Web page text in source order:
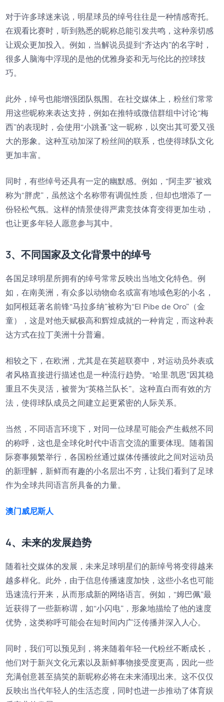
对于许多球迷来说，明星球员的绰号往往是一种情感寄托。
在观看比赛时，听到熟悉的昵称总能引发共鸣，这种亲切感
让观众更加投入。例如，当解说员提到“齐达内”的名字时，
很多人脑海中浮现的是他的优雅身姿和无与伦比的控球技
巧。
此外，绰号也能增强团队氛围。在社交媒体上，粉丝们常常
用这些昵称来表达支持，例如在推特或微信群组中讨论“梅
西”的表现时，会使用“小跳蚤”这一昵称，以突出其可爱又强
大的形象。这种互动加深了粉丝间的联系，也使得球队文化
更加丰富。
同时，有些绰号还具有一定的幽默感。例如，“阿圭罗”被戏
称为“胖虎”，虽然这个名称带有调侃性质，但却也增添了一
份轻松气氛。这样的情景使得严肃竞技体育变得更加生动，
也让更多年轻人愿意参与其中。
3、不同国家及文化背景中的绰号
各国足球明星所拥有的绰号常常反映出当地文化特色。例
如，在南美洲，有众多以动物命名或富有地域色彩的小名，
如阿根廷著名前锋“马拉多纳”被称为“El Pibe de Oro”（金
童），这是对他天赋极高和辉煌成就的一种肯定，而这种表
达方式在拉丁美洲十分普遍。
相较之下，在欧洲，尤其是在英超联赛中，对运动员外表或
者风格直接进行描述也是一种流行趋势。“哈里·凯恩”因其稳
重且不失灵活，被誉为“英格兰队长”。这种直白而有效的方
法，使得球队成员之间建立起更紧密的人际关系。
当然，不同语言环境下，对同一位球星可能会产生截然不同
的称呼，这也是全球化时代中语言交流的重要体现。随着国
际赛事频繁举行，各国粉丝通过媒体传播彼此之间对运动员
的新理解，新鲜而有趣的小名层出不穷，让我们看到了足球
作为全球共同语言所具备的力量。
澳门威尼斯人
4、未来的发展趋势
随着社交媒体的发展，未来足球明星们的新绰号将变得越来
越多样化。此外，由于信息传播速度加快，这些小名也可能
迅速流行开来，从而形成新的网络语言。例如，“姆巴佩”最
近获得了一些新称谓，如“小闪电”，形象地描绘了他的速度
优势，这类称呼可能会在短时间内广泛传播并深入人心。
同时，我们可以预见到，将来随着年轻一代粉丝不断成长，
他们对于新兴文化元素以及新鲜事物接受度更高，因此一些
充满创意甚至搞笑的新昵称必将在未来涌现出来。这不仅仅
反映出当代年轻人的生活态度，同时也进一步推动了体育娱